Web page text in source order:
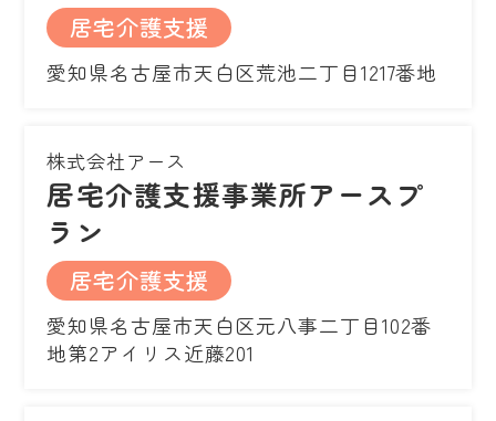
居宅介護支援
愛知県名古屋市天白区荒池二丁目1217番地
株式会社アース
居宅介護支援事業所アースプ
ラン
居宅介護支援
愛知県名古屋市天白区元八事二丁目102番
地第2アイリス近藤201